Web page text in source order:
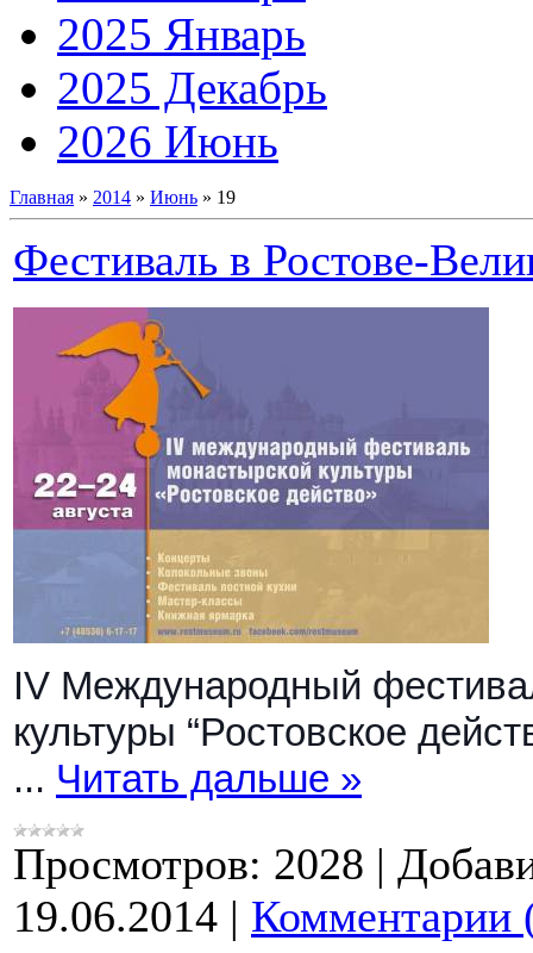
2025 Январь
2025 Декабрь
2026 Июнь
Главная » 2014 » Июнь » 19
Фестиваль в Ростове-
IV Международный
культуры “Ростовское
... Читать дальше »
Просмотров: 2028 |
19.06.2014 | Комментарии